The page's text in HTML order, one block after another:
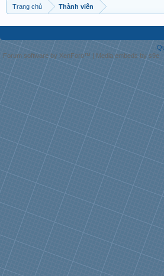
Trang chủ Thành viên
Forum software by XenForo™ | Media embeds by s9e